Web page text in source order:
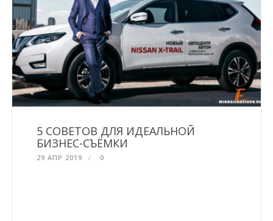
5 СОВЕТОВ ДЛЯ ИДЕАЛЬНОЙ
БИЗНЕС-СЪЁМКИ
29 АПР 2019 0